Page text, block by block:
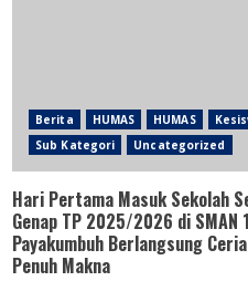
Berita HUMAS HUMAS
Sub Kategori
Uncategorized
Hari Pertama Masuk Sekolah
Genap TP 2025/2026 di SMAN 1
Payakumbuh Berlangsung
Penuh Makna